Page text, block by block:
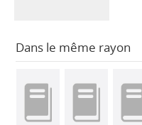
Dans le même rayon